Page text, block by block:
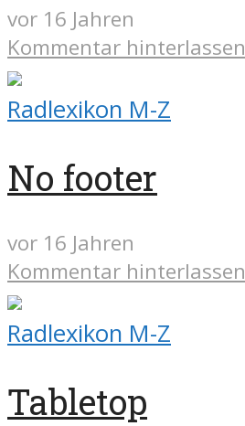
vor 16 Jahren
Kommentar hinterlassen
Radlexikon M-Z
No footer
vor 16 Jahren
Kommentar hinterlassen
Radlexikon M-Z
Tabletop